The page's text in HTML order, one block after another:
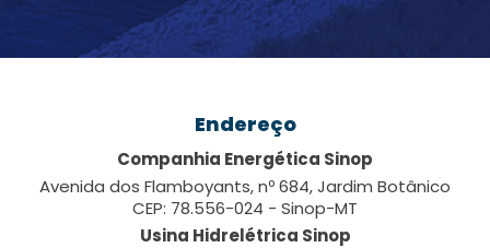
Endereço
Companhia Energética Sinop
Avenida dos Flamboyants, nº 684, Jardim Botânico
CEP: 78.556-024 - Sinop-MT
Usina Hidrelétrica Sinop